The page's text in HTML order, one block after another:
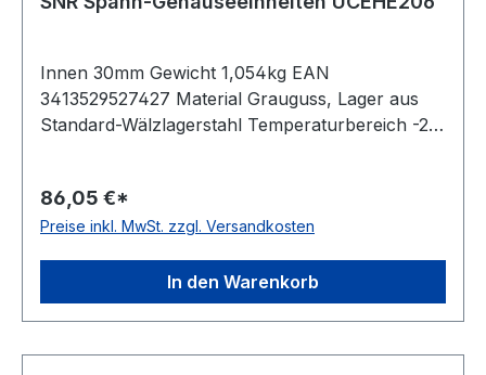
Innen 30mm Gewicht 1,054kg EAN
3413529527427 Material Grauguss, Lager aus
Standard-Wälzlagerstahl Temperaturbereich -20
Befestigung Gewindestifte Farbe dunkelblau
86,05 €*
Preise inkl. MwSt. zzgl. Versandkosten
In den Warenkorb